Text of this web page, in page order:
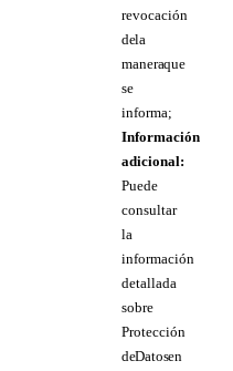
revocación
de la
manera que
se
informa;
Información
adicional:
Puede
consultar
la
información
detallada
sobre
Protección
de Datos en